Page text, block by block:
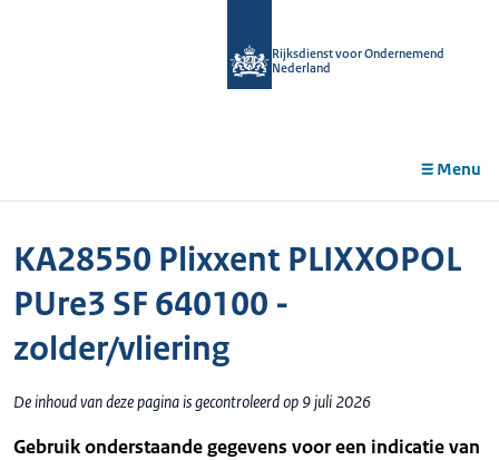
Rijksdienst voor Ondernemend
Nederland
Menu
KA28550 Plixxent PLIXXOPOL
PUre3 SF 640100 -
zolder/vliering
De inhoud van deze pagina is gecontroleerd op 9 juli 2026
Gebruik onderstaande gegevens voor een indicatie van